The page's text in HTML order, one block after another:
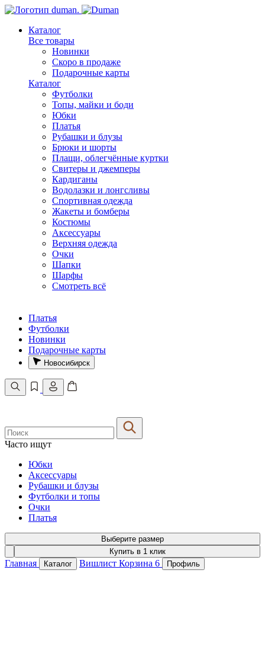
Каталог
Все товары
Новинки
Скоро в продаже
Подарочные карты
Каталог
Футболки
Топы, майки и боди
Юбки
Платья
Рубашки и блузы
Брюки и шорты
Плащи, облегчённые куртки
Свитеры и джемперы
Кардиганы
Водолазки и лонгсливы
Спортивная одежда
Жакеты и бомберы
Костюмы
Аксессуары
Верхняя одежда
Очки
Шапки
Шарфы
Смотреть всё
Платья
Футболки
Новинки
Подарочные карты
Новосибирск
Часто ищут
Юбки
Аксессуары
Рубашки и блузы
Футболки и топы
Очки
Платья
Выберите размер
Купить в 1 клик
Главная Каталог Вишлист Корзина 6 Профиль